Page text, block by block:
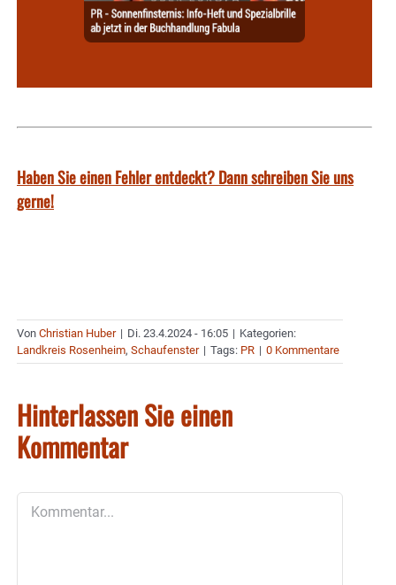
Haben Sie einen Fehler entdeckt? Dann schreiben Sie uns
gerne!
Von Christian Huber | Di. 23.4.2024 - 16:05 | Kategorien:
Landkreis Rosenheim, Schaufenster | Tags: PR | 0 Kommentare
Hinterlassen Sie einen
Kommentar